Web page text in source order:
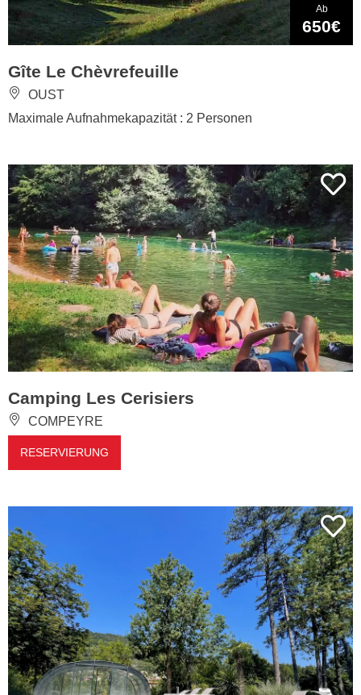
Ab
650€
Gîte Le Chèvrefeuille
OUST
Maximale Aufnahmekapazität : 2 Personen
Camping Les Cerisiers
COMPEYRE
RESERVIERUNG